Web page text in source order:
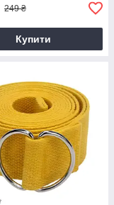
249 ₴
Купити